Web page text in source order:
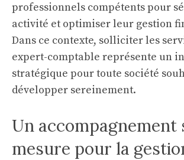
professionnels compétents pour
activité et optimiser leur gestion
Dans ce contexte, solliciter les
expert-comptable représente un
stratégique pour toute société
développer sereinement.
Un accompagnement
mesure pour la